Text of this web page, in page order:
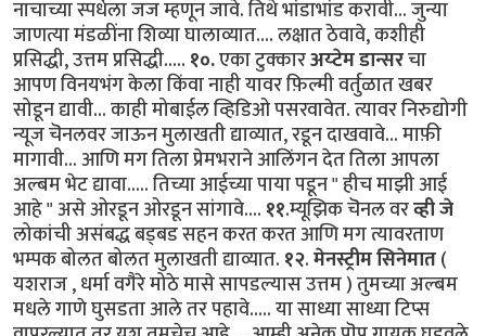
नाचाच्या स्पर्धेला जज म्हणून जावे. तिथे भांडाभांड करावी... जुन्या
जाणत्या मंडळींना शिव्या घालाव्यात.... लक्षात ठेवावे, कशीही
प्रसिद्धी, उत्तम प्रसिद्धी.....१०.एका टुक्कारअय्टेम डान्सरचा
आपण विनयभंग केला किंवा नाही यावर फ़िल्मी वर्तुळात खबर
सोडून द्यावी... काही मोबाईल व्हिडिओ पसरवावेत. त्यावर निरुद्योगी
न्यूज चॆनलवर जाऊन मुलाखती द्याव्यात, रडून दाखवावे... माफ़ी
मागावी... आणि मग तिला प्रेमभराने आलिंगन देत तिला आपला
अल्बम भेट द्यावा..... तिच्या आईच्या पाया पडून " हीच माझी आई
आहे " असे ओरडून ओरडून सांगावे....११.म्यूझिक चॆनल वरव्ही जे
लोकांची असंबद्ध बड्बड सहन करत करत आणि मग त्यावरताण
भम्पक बोलत बोलत मुलाखती द्याव्यात.१२.मेनस्ट्रीम सिनेमात(
यशराज , धर्मा वगैरे मोठे मासे सापडल्यास उत्तम ) तुमच्या अल्बम
मधले गाणे घुसडता आले तर पहावे..... या साध्या साध्या टिप्स